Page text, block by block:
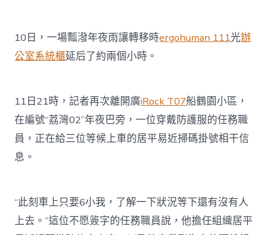
10日，一場瓢潑年夜雨讓轉移時ergohuman 111光辦
公室系統櫃延后了約兩個小時。
11日21時，記者再次離開廣iRock T07船鶴園小區，
在編號“荔灣02”年夜巴旁，一位穿戴防護服的任務職
員，正在給三位等候上車的居平易近掃碼掛號相干信
息。
“此刻車上只要6小我，了解一下狀況等下還有沒有人
上去。”這位不愿簽字的任務職員說，他擔任組織居平